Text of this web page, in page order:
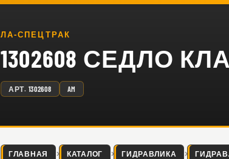
ЛА-СПЕЦТРАК
1302608 СЕДЛО
АРТ. 1302608 AM
ГЛАВНАЯ КАТАЛОГ ГИДРАВЛИКА